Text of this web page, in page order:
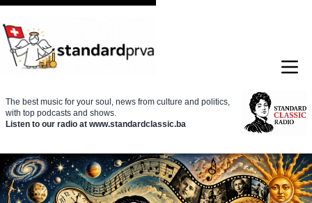
The best music for your soul, news from culture and politics,
with top podcasts and shows.
Listen to our radio at www.standardclassic.ba